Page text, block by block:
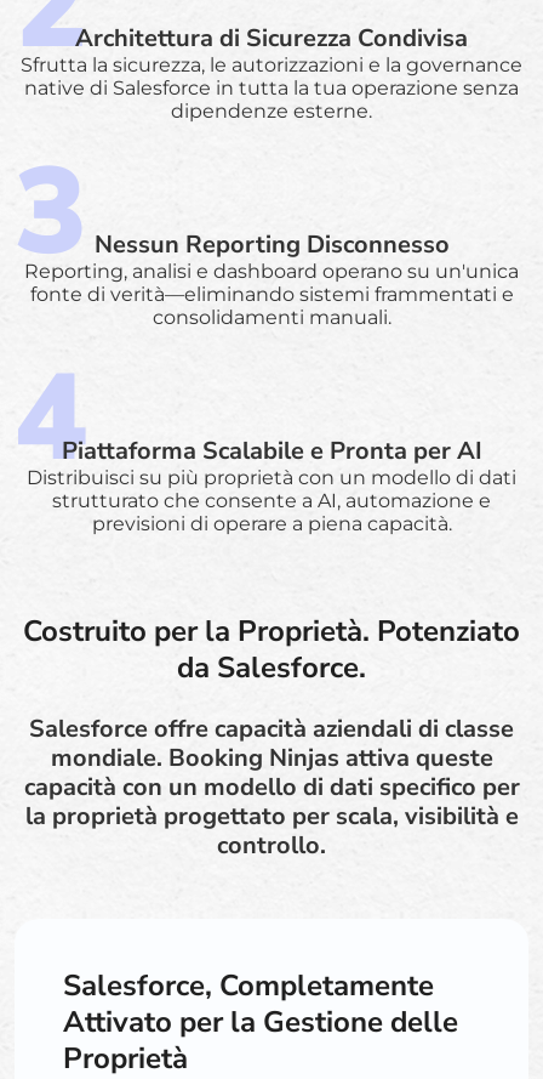
Architettura di Sicurezza Condivisa
Sfrutta la sicurezza, le autorizzazioni e la governance
native di Salesforce in tutta la tua operazione senza
dipendenze esterne.
Nessun Reporting Disconnesso
Reporting, analisi e dashboard operano su un'unica
fonte di verità—eliminando sistemi frammentati e
consolidamenti manuali.
Piattaforma Scalabile e Pronta per AI
Distribuisci su più proprietà con un modello di dati
strutturato che consente a AI, automazione e
previsioni di operare a piena capacità.
Costruito per la Proprietà. Potenziato
da Salesforce.
Salesforce offre capacità aziendali di classe
mondiale. Booking Ninjas attiva queste
capacità con un modello di dati specifico per
la proprietà progettato per scala, visibilità e
controllo.
Salesforce, Completamente
Attivato per la Gestione delle
Proprietà